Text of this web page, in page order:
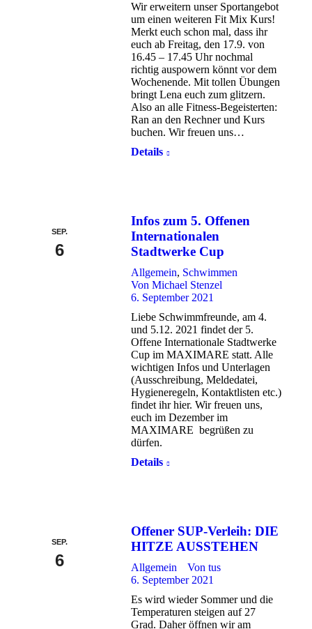
Wir erweitern unser Sportangebot
um einen weiteren Fit Mix Kurs!
Merkt euch schon mal, dass ihr
euch ab Freitag, den 17.9. von
16.45 – 17.45 Uhr nochmal
richtig auspowern könnt vor dem
Wochenende. Mit tollen Übungen
bringt Lena euch zum glitzern.
Also an alle Fitness-Begeisterten:
Ran an den Rechner und Kurs
buchen. Wir freuen uns…
Details
SEP.
6
Infos zum 5. Offenen
Internationalen
Stadtwerke Cup
Allgemein, Schwimmen
Von Michael Stenzel
6. September 2021
Liebe Schwimmfreunde, am 4.
und 5.12. 2021 findet der 5.
Offene Internationale Stadtwerke
Cup im MAXIMARE statt. Alle
wichtigen Infos und Unterlagen
(Ausschreibung, Meldedatei,
Hygieneregeln, Kontaktlisten etc.)
findet ihr hier. Wir freuen uns,
euch im Dezember im
MAXIMARE begrüßen zu
dürfen.
Details
SEP.
6
Offener SUP-Verleih: DIE
HITZE AUSSTEHEN
Allgemein Von tus
6. September 2021
Es wird wieder Sommer und die
Temperaturen steigen auf 27
Grad. Daher öffnen wir am